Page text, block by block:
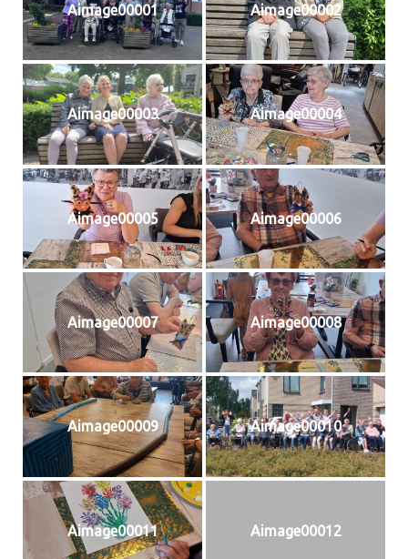
Aimage00001 Aimage00002
Aimage00003 Aimage00004
Aimage00005 Aimage00006
Aimage00007 Aimage00008
Aimage00009 Aimage00010
Aimage00011 Aimage00012